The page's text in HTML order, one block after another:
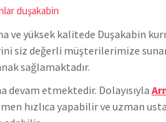
duşakabin
ve yüksek kalitede Duşakabin
siz değerli müşterilerimize
sağlamaktadır.
devam etmektedir. Dolayısıyla
hızlıca yapabilir ve uzman